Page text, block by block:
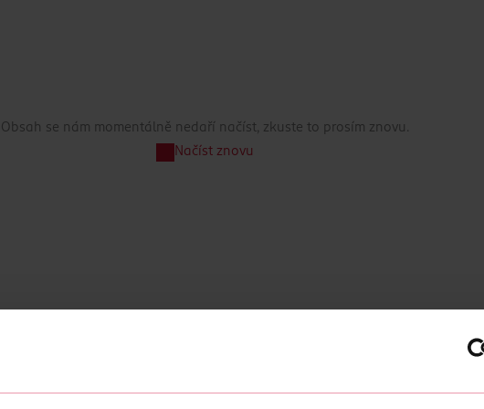
Obsah se nám momentálně nedaří načíst, zkuste to prosím znovu.
Načíst znovu